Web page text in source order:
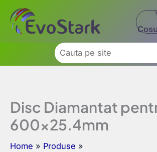
content
Disc Diamantat
600×25.4mm
Home
Produse